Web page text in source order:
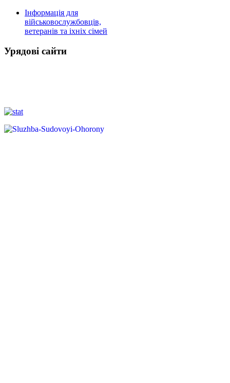
Інформація для
військовослужбовців,
ветеранів та іхніх сімей
Урядові сайти